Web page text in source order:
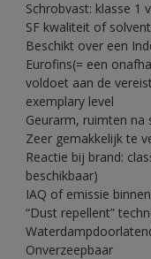
Schrobvast: klasse 1
SF kwaliteit of
Beschikt over een
Eurofins(= een
voldoet aan de
exemplary level
Geurarm, ruimten na
Zeer gemakkelijk te
Reactie bij brand:
beschikbaar)
IAQ of emissie
“Dust repellent”
Onverzeepbaar